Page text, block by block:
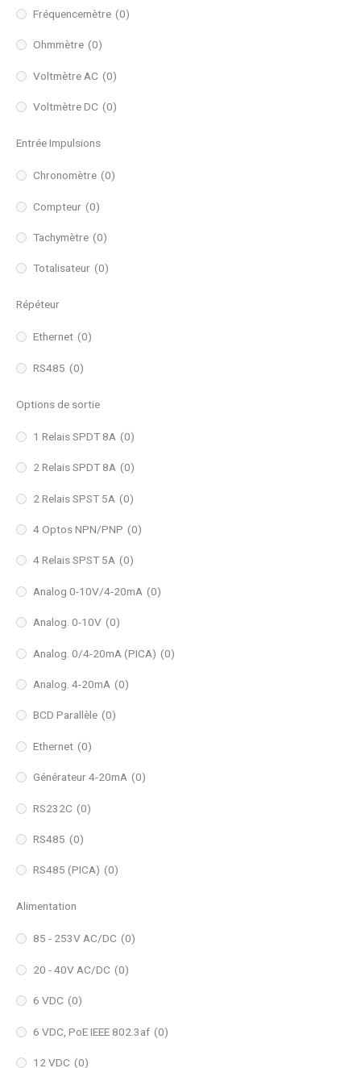
Fréquencemètre (0)
Ohmmètre (0)
Voltmètre AC (0)
Voltmètre DC (0)
Entrée Impulsions
Chronomètre (0)
Compteur (0)
Tachymètre (0)
Totalisateur (0)
Répéteur
Ethernet (0)
RS485 (0)
Options de sortie
1 Relais SPDT 8A (0)
2 Relais SPDT 8A (0)
2 Relais SPST 5A (0)
4 Optos NPN/PNP (0)
4 Relais SPST 5A (0)
Analog 0-10V/4-20mA (0)
Analog. 0-10V (0)
Analog. 0/4-20mA (PICA) (0)
Analog. 4-20mA (0)
BCD Parallèle (0)
Ethernet (0)
Générateur 4-20mA (0)
RS232C (0)
RS485 (0)
RS485 (PICA) (0)
Alimentation
85 - 253V AC/DC (0)
20 - 40V AC/DC (0)
6 VDC (0)
6 VDC, PoE IEEE 802.3af (0)
12 VDC (0)